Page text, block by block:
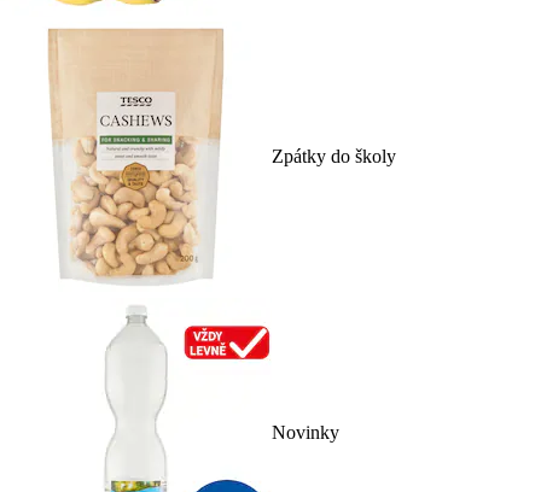
Zpátky do školy
Novinky